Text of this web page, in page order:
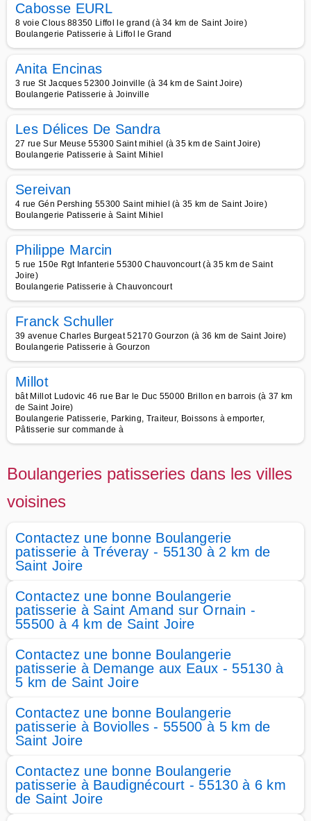
Cabosse EURL
8 voie Clous 88350 Liffol le grand (à 34 km de Saint Joire)
Boulangerie Patisserie à Liffol le Grand
Anita Encinas
3 rue St Jacques 52300 Joinville (à 34 km de Saint Joire)
Boulangerie Patisserie à Joinville
Les Délices De Sandra
27 rue Sur Meuse 55300 Saint mihiel (à 35 km de Saint Joire)
Boulangerie Patisserie à Saint Mihiel
Sereivan
4 rue Gén Pershing 55300 Saint mihiel (à 35 km de Saint Joire)
Boulangerie Patisserie à Saint Mihiel
Philippe Marcin
5 rue 150e Rgt Infanterie 55300 Chauvoncourt (à 35 km de Saint
Joire)
Boulangerie Patisserie à Chauvoncourt
Franck Schuller
39 avenue Charles Burgeat 52170 Gourzon (à 36 km de Saint Joire)
Boulangerie Patisserie à Gourzon
Millot
bât Millot Ludovic 46 rue Bar le Duc 55000 Brillon en barrois (à 37 km
de Saint Joire)
Boulangerie Patisserie, Parking, Traiteur, Boissons à emporter,
Pâtisserie sur commande à
Boulangeries patisseries dans les villes
voisines
Contactez une bonne Boulangerie
patisserie à Tréveray - 55130 à 2 km de
Saint Joire
Contactez une bonne Boulangerie
patisserie à Saint Amand sur Ornain -
55500 à 4 km de Saint Joire
Contactez une bonne Boulangerie
patisserie à Demange aux Eaux - 55130 à
5 km de Saint Joire
Contactez une bonne Boulangerie
patisserie à Boviolles - 55500 à 5 km de
Saint Joire
Contactez une bonne Boulangerie
patisserie à Baudignécourt - 55130 à 6 km
de Saint Joire